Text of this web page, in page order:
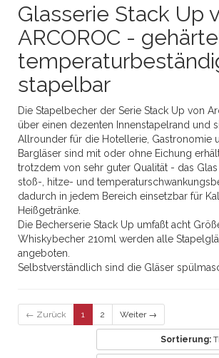
Glasserie Stack Up
ARCOROC -
stapelbar
Die Stapelbecher der Serie Stack Up von
über einen dezenten Innenstapelrand und
Allrounder für die Hotellerie, Gastronomie
Bargläser sind mit oder ohne Eichung
trotzdem von sehr guter Qualität - das
stoß-, hitze- und
dadurch in jedem Bereich einsetzbar für
Heißgetränke.
Die Becherserie Stack Up umfaßt acht
Whiskybecher 210ml werden alle
angeboten.
Selbstverständlich sind die Gläser
← Zurück 1 2 Weiter →
Sortierung: